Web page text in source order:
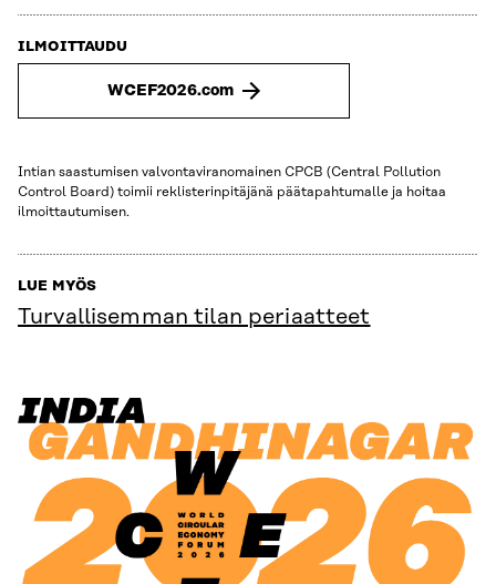
ILMOITTAUDU
WCEF2026.com
Intian saastumisen valvontaviranomainen CPCB (Central Pollution
Control Board) toimii reklisterinpitäjänä päätapahtumalle ja hoitaa
ilmoittautumisen.
LUE MYÖS
Turvallisemman tilan periaatteet